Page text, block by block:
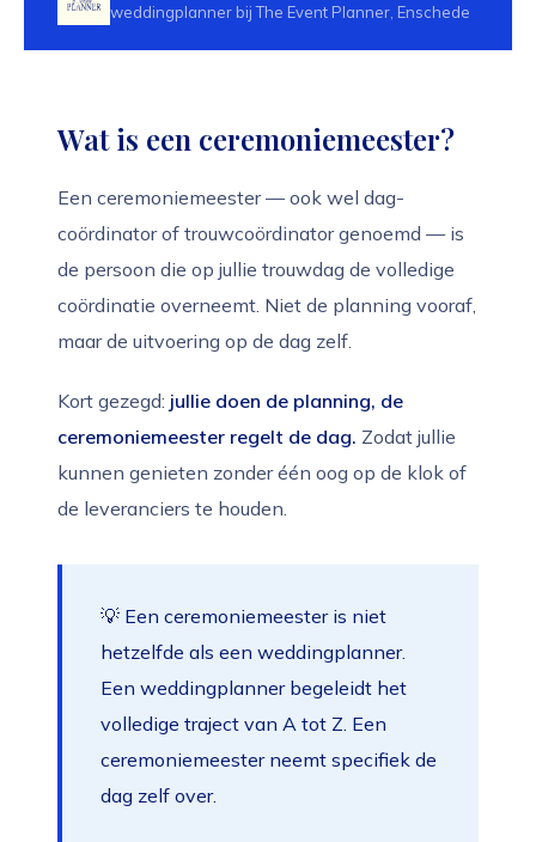
weddingplanner bij The Event Planner, Enschede
Wat is een ceremoniemeester?
Een ceremoniemeester — ook wel dag-
coördinator of trouwcoördinator genoemd — is
de persoon die op jullie trouwdag de volledige
coördinatie overneemt. Niet de planning vooraf,
maar de uitvoering op de dag zelf.
Kort gezegd: jullie doen de planning, de
ceremoniemeester regelt de dag. Zodat jullie
kunnen genieten zonder één oog op de klok of
de leveranciers te houden.
💡 Een ceremoniemeester is niet
hetzelfde als een weddingplanner.
Een weddingplanner begeleidt het
volledige traject van A tot Z. Een
ceremoniemeester neemt specifiek de
dag zelf over.